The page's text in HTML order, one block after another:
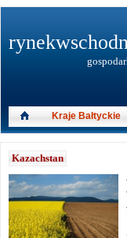
Kazachstan
Kraje Bałtyckie